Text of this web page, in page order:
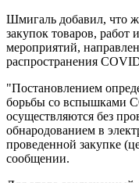
Шмигаль добавил, что
закупок товаров,
мероприятий,
распространения
"Постановлением
борьбы со вспышками
осуществляются без
обнародованием в
проведенной закупке
сообщении.